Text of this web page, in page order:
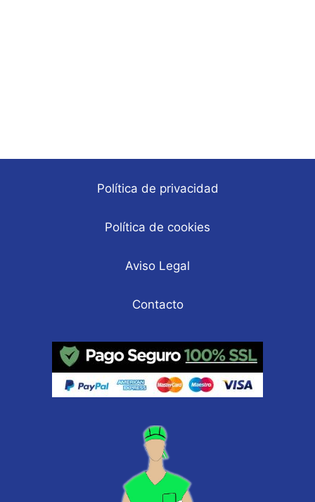
Política de privacidad
Política de cookies
Aviso Legal
Contacto